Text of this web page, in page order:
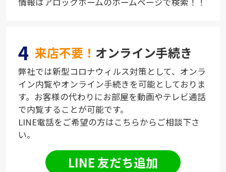
4 来店不要！ オンライン手続き
弊社では新型コロナウィルス対策として、オンラ
イン内覧やオンライン手続きを可能としておりま
す。お客様の代わりにお部屋を動画やテレビ通話
で内覧することが可能です。
LINE電話をご希望の方はこちらからご相談下さ
い。
LINE 友だち追加